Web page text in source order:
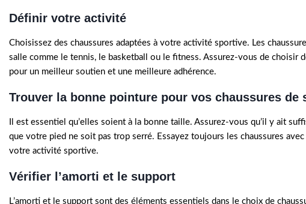
Définir votre activité
Choisissez des chaussures adaptées à votre activité sportive. Les
salle comme le tennis, le basketball ou le fitness. Assurez-vous de choisir
pour un meilleur soutien et une meilleure adhérence.
Trouver la bonne pointure pour vos chaussures de
Il est essentiel qu’elles soient à la bonne taille. Assurez-vous qu’il y ait
que votre pied ne soit pas trop serré. Essayez toujours les chaussures
votre activité sportive.
Vérifier l’amorti et le support
L’amorti et le support sont des éléments essentiels dans le choix de